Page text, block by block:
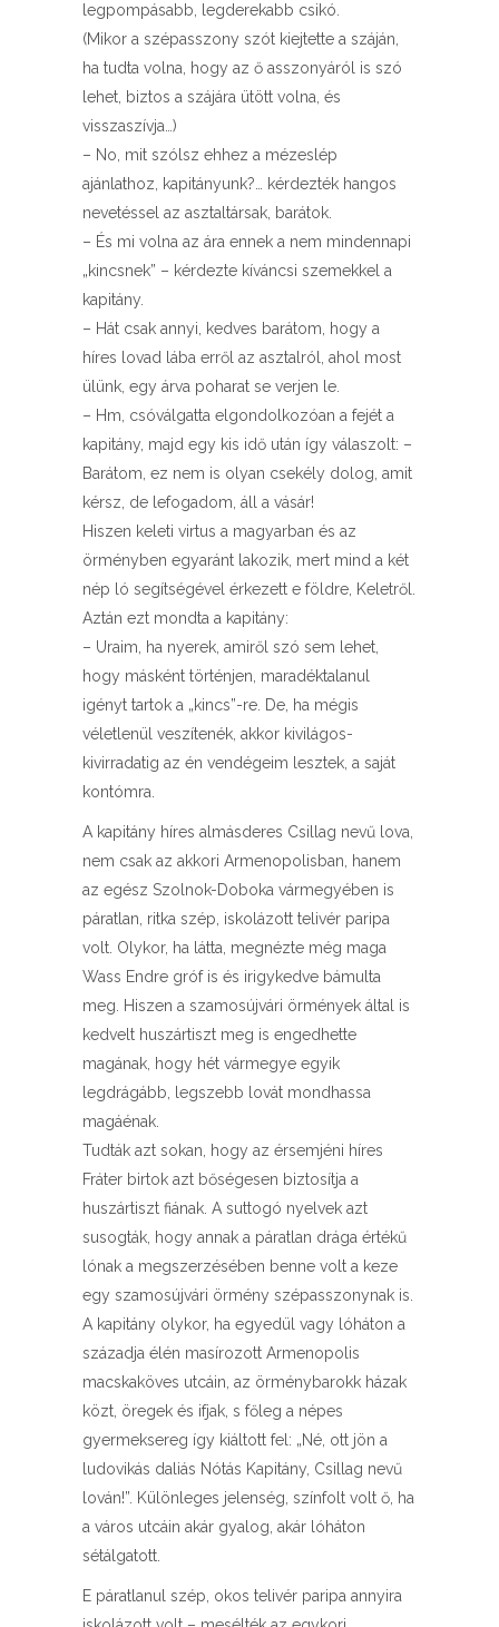
legpompásabb, legderekabb csikó.
(Mikor a szépasszony szót kiejtette a száján,
ha tudta volna, hogy az ő asszonyáról is szó
lehet, biztos a szájára ütött volna, és
visszaszívja…)
– No, mit szólsz ehhez a mézeslép
ajánlathoz, kapitányunk?… kérdezték hangos
nevetéssel az asztaltársak, barátok.
– És mi volna az ára ennek a nem mindennapi
„kincsnek” – kérdezte kíváncsi szemekkel a
kapitány.
– Hát csak annyi, kedves barátom, hogy a
híres lovad lába erről az asztalról, ahol most
ülünk, egy árva poharat se verjen le.
– Hm, csóválgatta elgondolkozóan a fejét a
kapitány, majd egy kis idő után így válaszolt: –
Barátom, ez nem is olyan csekély dolog, amit
kérsz, de lefogadom, áll a vásár!
Hiszen keleti virtus a magyarban és az
örményben egyaránt lakozik, mert mind a két
nép ló segítségével érkezett e földre, Keletről.
Aztán ezt mondta a kapitány:
– Uraim, ha nyerek, amiről szó sem lehet,
hogy másként történjen, maradéktalanul
igényt tartok a „kincs”-re. De, ha mégis
véletlenül veszítenék, akkor kivilágos-
kivirradatig az én vendégeim lesztek, a saját
kontómra.
A kapitány híres almásderes Csillag nevű lova,
nem csak az akkori Armenopolisban, hanem
az egész Szolnok-Doboka vármegyében is
páratlan, ritka szép, iskolázott telivér paripa
volt. Olykor, ha látta, megnézte még maga
Wass Endre gróf is és irigykedve bámulta
meg. Hiszen a szamosújvári örmények által is
kedvelt huszártiszt meg is engedhette
magának, hogy hét vármegye egyik
legdrágább, legszebb lovát mondhassa
magáénak.
Tudták azt sokan, hogy az érsemjéni híres
Fráter birtok azt bőségesen biztosítja a
huszártiszt fiának. A suttogó nyelvek azt
susogták, hogy annak a páratlan drága értékű
lónak a megszerzésében benne volt a keze
egy szamosújvári örmény szépasszonynak is.
A kapitány olykor, ha egyedül vagy lóháton a
századja élén masírozott Armenopolis
macskaköves utcáin, az örménybarokk házak
közt, öregek és ifjak, s főleg a népes
gyermeksereg így kiáltott fel: „Né, ott jön a
ludovikás daliás Nótás Kapitány, Csillag nevű
lován!”. Különleges jelenség, színfolt volt ő, ha
a város utcáin akár gyalog, akár lóháton
sétálgatott.
E páratlanul szép, okos telivér paripa annyira